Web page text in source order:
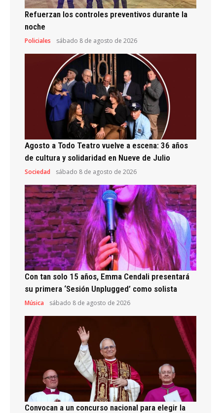
Refuerzan los controles preventivos durante la
noche
Policiales sábado 8 de agosto de 2026
Agosto a Todo Teatro vuelve a escena: 36 años
de cultura y solidaridad en Nueve de Julio
Sociedad sábado 8 de agosto de 2026
Con tan solo 15 años, Emma Cendali presentará
su primera ‘Sesión Unplugged’ como solista
Música sábado 8 de agosto de 2026
Convocan a un concurso nacional para elegir la